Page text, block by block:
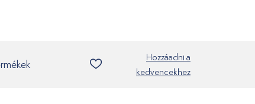
Hozzáadni a
kedvencekhez